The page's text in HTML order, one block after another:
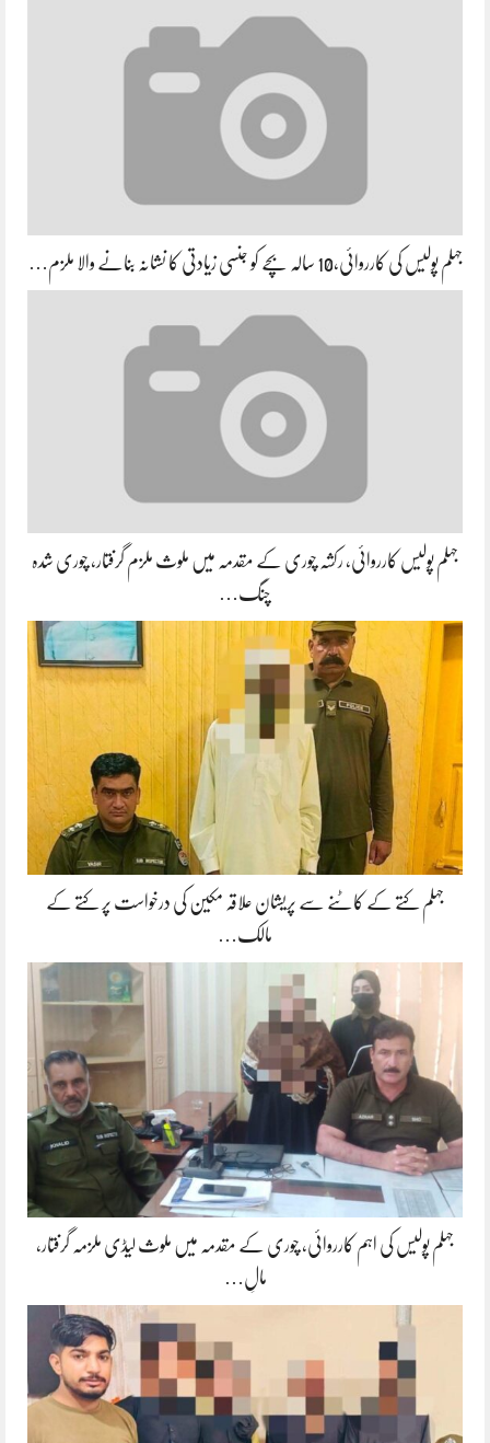
جہلم پولیس کی کارروائی،10 سالہ بچے کو جنسی زیادتی کا نشانہ بنانے والا ملزم…
جہلم پولیس کارروائی، رکشہ چوری کے مقدمہ میں ملوث ملزم گرفتار، چوری شدہ
چنگ…
جہلم کتے کے کاٹنے سے پریشان علاقہ مکین کی درخواست پر کتے کے
مالک…
جہلم پولیس کی اہم کارروائی، چوری کے مقدمہ میں ملوث لیڈی ملزمہ گرفتار،
مالِ…